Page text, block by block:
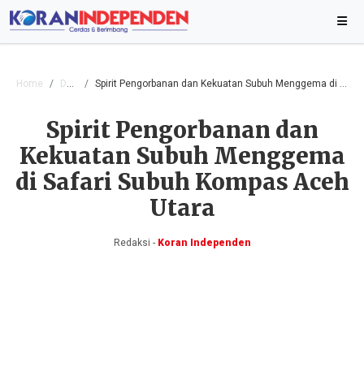
Home Daerah Spirit Pengorbanan dan Kekuatan Subuh Menggema di Safari Subuh Kompas Aceh Utara
Spirit Pengorbanan dan
Kekuatan Subuh Menggema
di Safari Subuh Kompas Aceh
Utara
Redaksi -Koran Independen